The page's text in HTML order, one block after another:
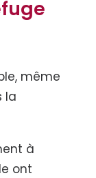
même
la
à
ont